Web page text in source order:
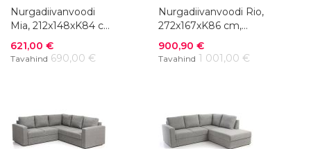
Nurgadiivanvoodi
Mia, 212x148xK84 cm,
kangas
Soodushind
621,00 €
Tavahind 690,00 €
Nurgadiivanvoodi Rio,
272x167xK86 cm,
kangas+ kunstnahk
Soodushind
900,90 €
Tavahind 1 001,00 €